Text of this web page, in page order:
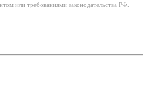
или требованиями законодательства РФ.